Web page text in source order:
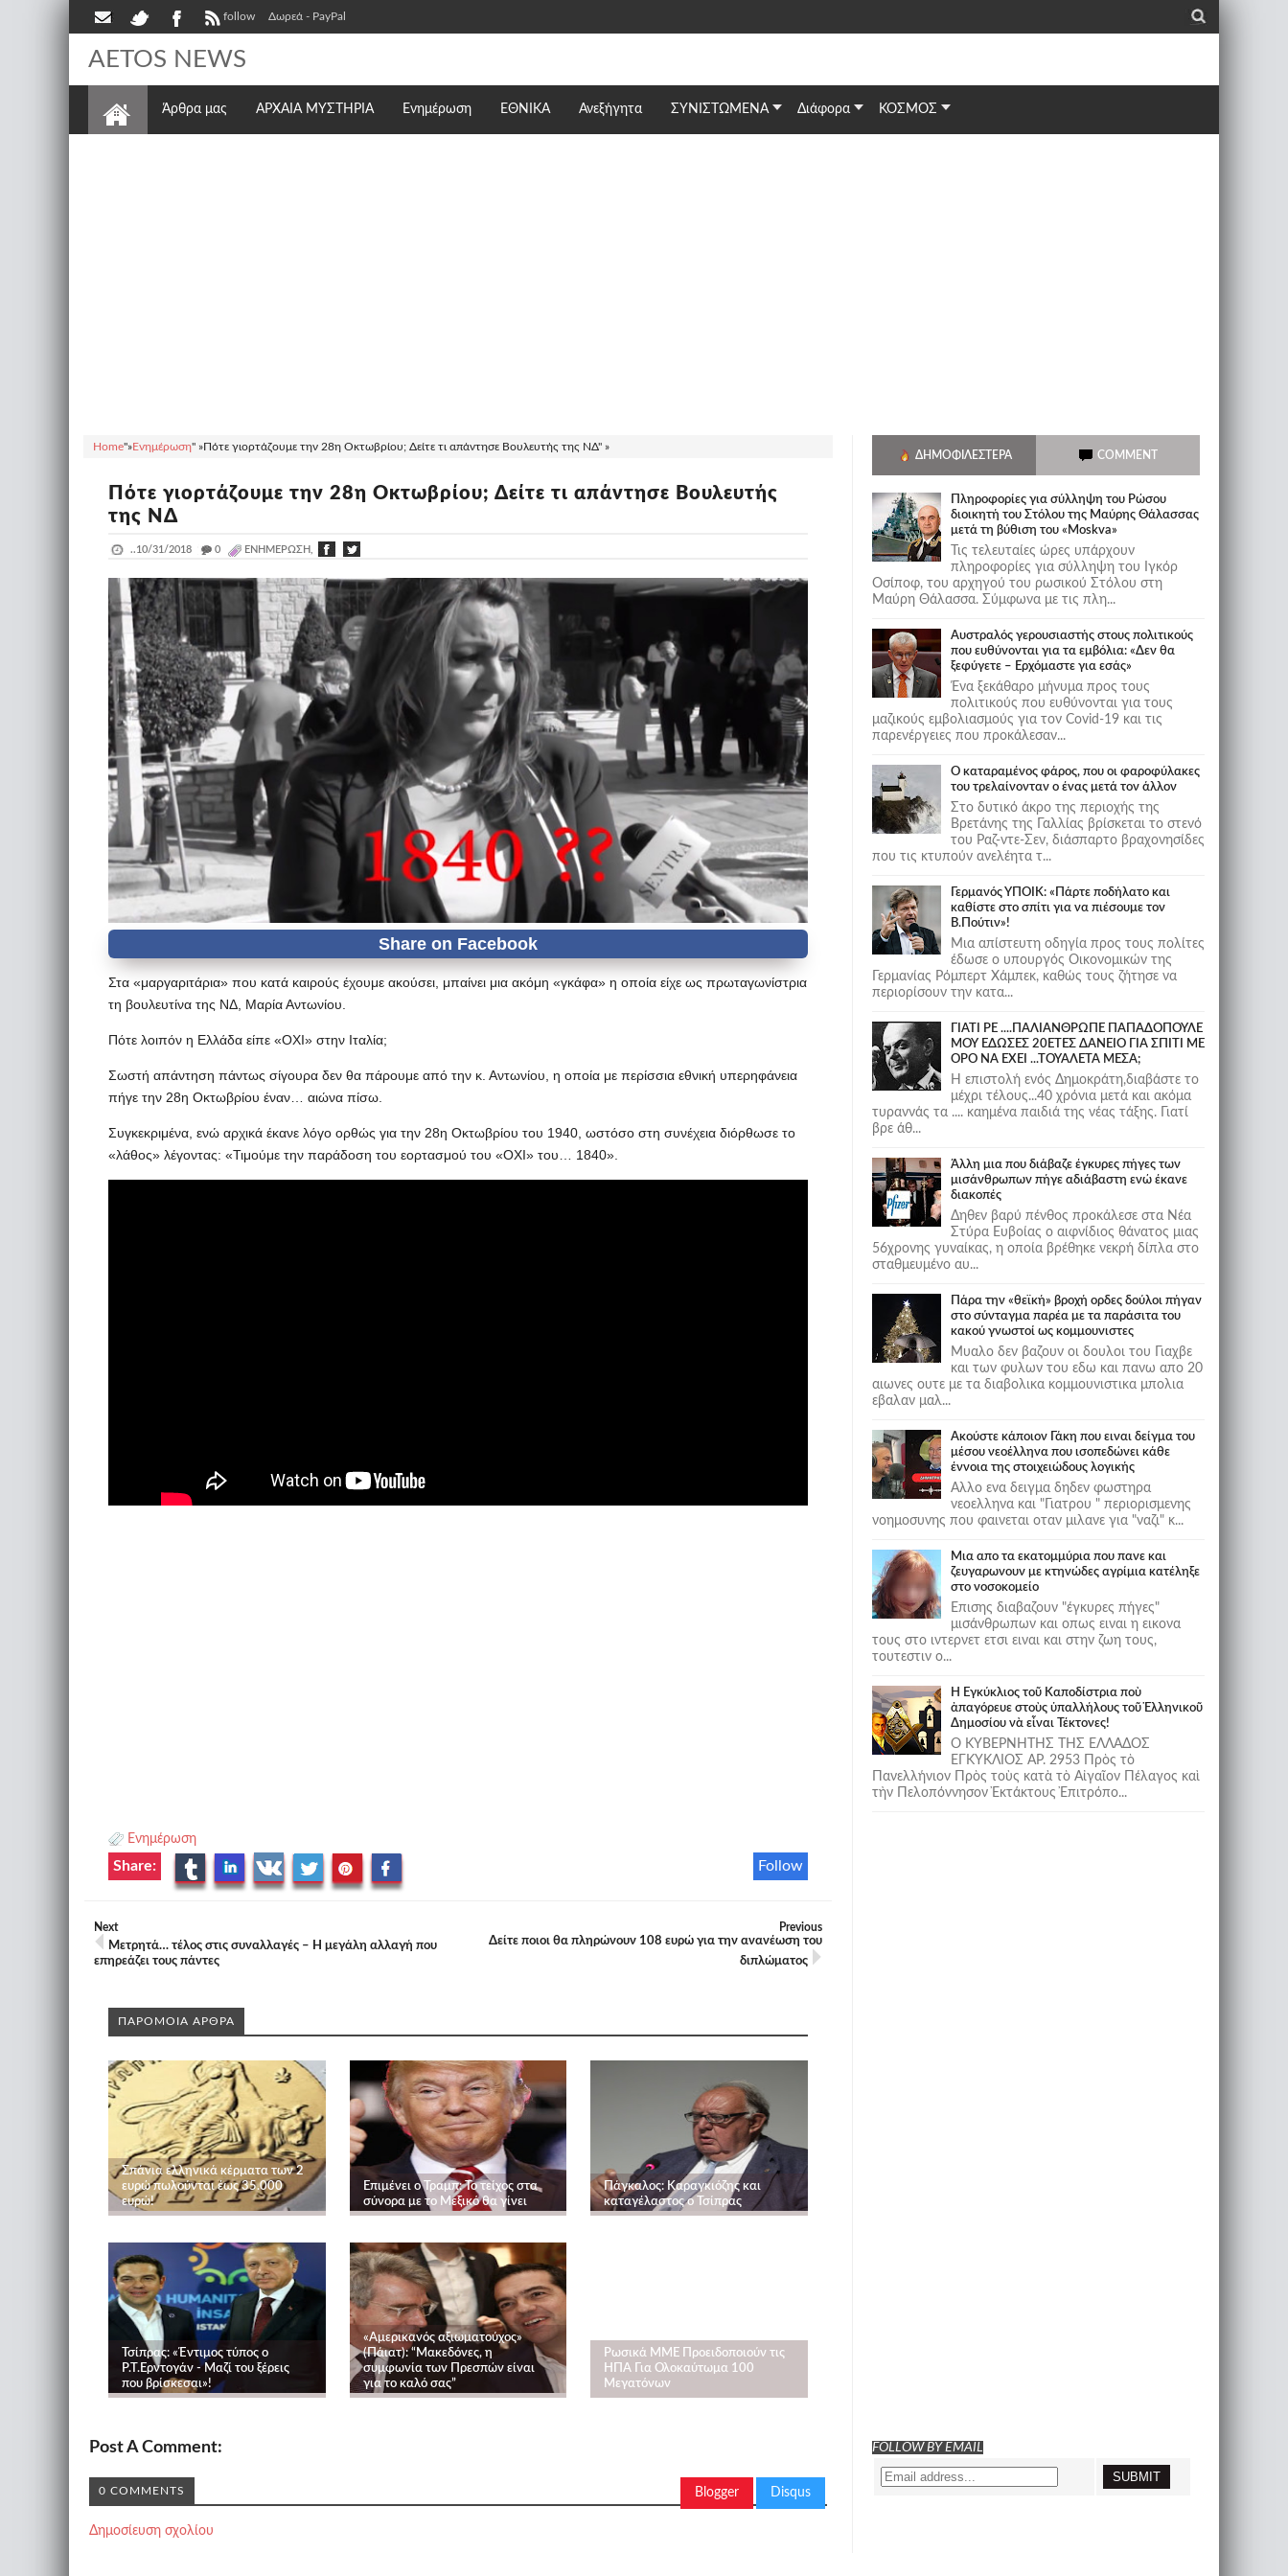
follow Δωρεά - PayPal _
AETOS NEWS
Άρθρα μας ΑΡΧΑΙΑ ΜΥΣΤΗΡΙΑ Ενημέρωση ΕΘΝΙΚΆ Ανεξήγητα ΣΥΝΙΣΤΩΜΕΝΑ Διάφορα ΚΟΣΜΟΣ
Home"»Ενημέρωση" »Πότε γιορτάζουμε την 28η Οκτωβρίου; Δείτε τι απάντησε Βουλευτής της ΝΔ" »
Πότε γιορτάζουμε την 28η Οκτωβρίου; Δείτε τι απάντησε Βουλευτής
της ΝΔ
..10/31/2018 _ 0 ΕΝΗΜΈΡΩΣΗ,
Στα «μαργαριτάρια» που κατά καιρούς έχουμε ακούσει, μπαίνει μια ακόμη «γκάφα» η οποία είχε ως πρωταγωνίστρια
τη βουλευτίνα της ΝΔ, Μαρία Αντωνίου.
Πότε λοιπόν η Ελλάδα είπε «ΟΧΙ» στην Ιταλία;
Σωστή απάντηση πάντως σίγουρα δεν θα πάρουμε από την κ. Αντωνίου, η οποία με περίσσια εθνική υπερηφάνεια
πήγε την 28η Οκτωβρίου έναν… αιώνα πίσω.
Συγκεκριμένα, ενώ αρχικά έκανε λόγο ορθώς για την 28η Οκτωβρίου του 1940, ωστόσο στη συνέχεια διόρθωσε το
«λάθος» λέγοντας: «Τιμούμε την παράδοση του εορτασμού του «ΟΧΙ» του… 1840».
Ενημέρωση
Follow
Share:
Next
Μετρητά… τέλος στις συναλλαγές – Η μεγάλη αλλαγή που
επηρεάζει τους πάντες
Previous
Δείτε ποιοι θα πληρώνουν 108 ευρώ για την ανανέωση του
διπλώματος
ΠΑΡΟΜΟΙΑ ΑΡΘΡΑ
Σπάνια ελληνικά κέρματα των 2
ευρώ πωλούνται έως 35.000
ευρώ!
Επιμένει ο Τραμπ: Το τείχος στα
σύνορα με το Μεξικό θα γίνει
Πάγκαλος: Καραγκιόζης και
καταγέλαστος ο Τσίπρας
Τσίπρας: «Έντιμος τύπος ο
Ρ.Τ.Ερντογάν - Μαζί του ξέρεις
που βρίσκεσαι»!
«Αμερικανός αξιωματούχος»
(Πάιατ): “Μακεδόνες, η
συμφωνία των Πρεσπών είναι
για το καλό σας”
Ρωσικά ΜΜΕ Προειδοποιούν τις
ΗΠΑ Για Ολοκαύτωμα 100
Μεγατόνων
Post A Comment:
Blogger Disqus
0 COMMENTS
Δημοσίευση σχολίου
ΔΗΜΟΦΙΛΈΣΤΕΡΑ COMMENT
Πληροφορίες για σύλληψη του Ρώσου
διοικητή του Στόλου της Mαύρης Θάλασσας
μετά τη βύθιση του «Moskva»
Τις τελευταίες ώρες υπάρχουν
πληροφορίες για σύλληψη του Ιγκόρ
Οσίποφ, του αρχηγού του ρωσικού Στόλου στη
Μαύρη Θάλασσα. Σύμφωνα με τις πλη...
Αυστραλός γερουσιαστής στους πολιτικούς
που ευθύνονται για τα εμβόλια: «Δεν θα
ξεφύγετε – Ερχόμαστε για εσάς»
Ένα ξεκάθαρο μήνυμα προς τους
πολιτικούς που ευθύνονται για τους
μαζικούς εμβολιασμούς για τον Covid-19 και τις
παρενέργειες που προκάλεσαν...
Ο καταραμένος φάρος, που οι φαροφύλακες
του τρελαίνονταν ο ένας μετά τον άλλον
Στο δυτικό άκρο της περιοχής της
Βρετάνης της Γαλλίας βρίσκεται το στενό
του Ραζ-ντε-Σεν, διάσπαρτο βραχονησίδες
που τις κτυπούν ανελέητα τ...
Γερμανός ΥΠΟΙΚ: «Πάρτε ποδήλατο και
καθίστε στο σπίτι για να πιέσουμε τον
Β.Πούτιν»!
Μια απίστευτη οδηγία προς τους πολίτες
έδωσε ο υπουργός Οικονομικών της
Γερμανίας Ρόμπερτ Χάμπεκ, καθώς τους ζήτησε να
περιορίσουν την κατα...
ΓΙΑΤΙ ΡΕ ....ΠΑΛΙΑΝΘΡΩΠΕ ΠΑΠΑΔΟΠΟΥΛΕ
ΜΟΥ ΕΔΩΣΕΣ 20ΕΤΕΣ ΔΑΝΕΙΟ ΓΙΑ ΣΠΙΤΙ ΜΕ
ΟΡΟ ΝΑ ΕΧΕΙ ...ΤΟΥΑΛΕΤΑ ΜΕΣΑ;
Η επιστολή ενός Δημοκράτη,διαβάστε το
μέχρι τέλους...40 χρόνια μετά και ακόμα
τυραννάς τα .... καημένα παιδιά της νέας τάξης. Γιατί
βρε άθ...
Άλλη μια που διάβαζε έγκυρες πήγες των
μισάνθρωπων πήγε αδιάβαστη ενώ έκανε
διακοπές
Δηθεν βαρύ πένθος προκάλεσε στα Νέα
Στύρα Ευβοίας ο αιφνίδιος θάνατος μιας
56χρονης γυναίκας, η οποία βρέθηκε νεκρή δίπλα στο
σταθμευμένο αυ...
Πάρα την «θεϊκή» βροχή ορδες δούλοι πήγαν
στο σύνταγμα παρέα με τα παράσιτα του
κακού γνωστοί ως κομμουνιστες
Μυαλο δεν βαζουν οι δουλοι του Γιαχβε
και των φυλων του εδω και πανω απο 20
αιωνες ουτε με τα διαβολικα κομμουνιστικα μπολια
εβαλαν μαλ...
Ακούστε κάποιον Γάκη που ειναι δείγμα του
μέσου νεοέλληνα που ισοπεδώνει κάθε
έννοια της στοιχειώδους λογικής
Αλλο ενα δειγμα δηδεν φωστηρα
νεοελληνα και "Γιατρου " περιορισμενης
νοημοσυνης που φαινεται οταν μιλανε για "ναζι" κ...
Μια απο τα εκατομμύρια που πανε και
ζευγαρωνουν με κτηνώδες αγρίμια κατέληξε
στο νοσοκομείο
Επισης διαβαζουν "έγκυρες πήγες"
μισάνθρωπων και οπως ειναι η εικονα
τους στο ιντερνετ ετσι ειναι και στην ζωη τους,
τουτεστιν ο...
Ἡ Ἐγκύκλιος τοῦ Καποδίστρια ποὺ
ἀπαγόρευε στοὺς ὑπαλλήλους τοῦ Ἑλληνικοῦ
Δημοσίου νὰ εἶναι Τέκτονες!
Ο ΚΥΒΕΡΝΗΤΗΣ ΤΗΣ ΕΛΛΑΔΟΣ
ΕΓΚΥΚΛΙΟΣ ΑΡ. 2953 Πρὸς τὸ
Πανελλήνιον Πρὸς τοὺς κατὰ τὸ Αἰγαῖον Πέλαγος καὶ
τὴν Πελοπόννησον Ἐκτάκτους Ἐπιτρόπο...
FOLLOW BY EMAIL